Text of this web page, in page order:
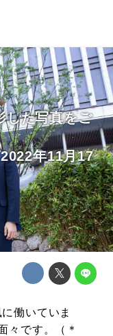
した写真をご
年11月17
働いていま
々です。（＊